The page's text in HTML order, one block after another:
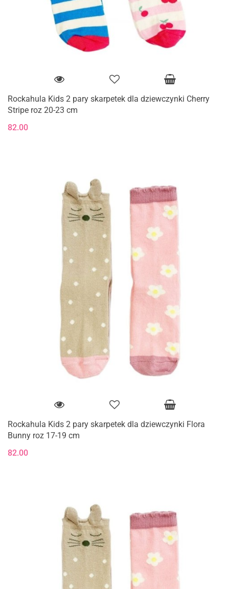
Rockahula Kids 2 pary skarpetek dla dziewczynki Cherry
Stripe roz 20-23 cm
82.00
Rockahula Kids 2 pary skarpetek dla dziewczynki Flora
Bunny roz 17-19 cm
82.00